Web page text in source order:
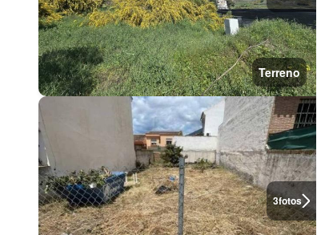
Terreno
3fotos